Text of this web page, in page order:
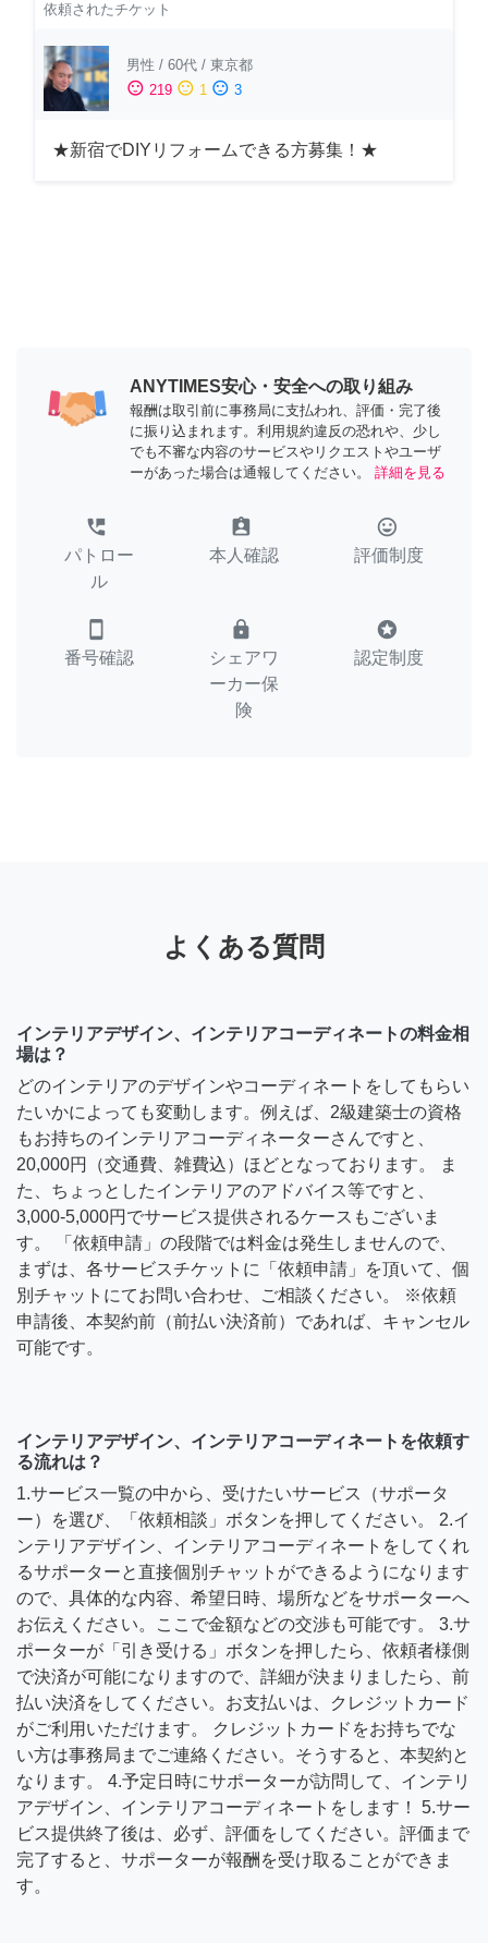
依頼されたチケット
男性 / 60代 / 東京都
sentiment_satisfied 219 sentiment_neutral 1 sentiment_dissatisfied 3
★新宿でDIYリフォームできる方募集！★
ANYTIMES安心・安全への取り組み
報酬は取引前に事務局に支払われ、評価・完了後
に振り込まれます。利用規約違反の恐れや、少し
でも不審な内容のサービスやリクエストやユーザ
ーがあった場合は通報してください。
詳細を見る
perm_phone_msg
パトロー
ル
assignment_ind
本人確認
tag_faces
評価制度
smartphone
番号確認
lock
シェアワ
ーカー保
険
stars
認定制度
よくある質問
インテリアデザイン、インテリアコーディネートの料金相
場は？
どのインテリアのデザインやコーディネートをしてもらい
たいかによっても変動します。例えば、2級建築士の資格
もお持ちのインテリアコーディネーターさんですと、
20,000円（交通費、雑費込）ほどとなっております。 ま
た、ちょっとしたインテリアのアドバイス等ですと、
3,000-5,000円でサービス提供されるケースもございま
す。 「依頼申請」の段階では料金は発生しませんので、
まずは、各サービスチケットに「依頼申請」を頂いて、個
別チャットにてお問い合わせ、ご相談ください。 ※依頼
申請後、本契約前（前払い決済前）であれば、キャンセル
可能です。
インテリアデザイン、インテリアコーディネートを依頼す
る流れは？
1.サービス一覧の中から、受けたいサービス（サポータ
ー）を選び、「依頼相談」ボタンを押してください。 2.イ
ンテリアデザイン、インテリアコーディネートをしてくれ
るサポーターと直接個別チャットができるようになります
ので、具体的な内容、希望日時、場所などをサポーターへ
お伝えください。ここで金額などの交渉も可能です。 3.サ
ポーターが「引き受ける」ボタンを押したら、依頼者様側
で決済が可能になりますので、詳細が決まりましたら、前
払い決済をしてください。お支払いは、クレジットカード
がご利用いただけます。 クレジットカードをお持ちでな
い方は事務局までご連絡ください。そうすると、本契約と
なります。 4.予定日時にサポーターが訪問して、インテリ
アデザイン、インテリアコーディネートをします！ 5.サー
ビス提供終了後は、必ず、評価をしてください。評価まで
完了すると、サポーターが報酬を受け取ることができま
す。